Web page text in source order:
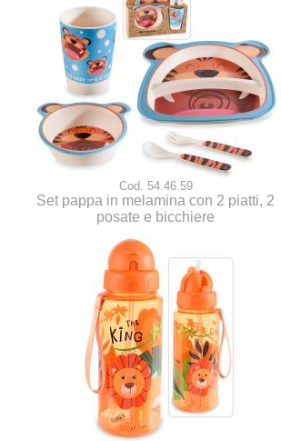
Cod. 54.46.59
Set pappa in melamina con 2 piatti, 2
posate e bicchiere